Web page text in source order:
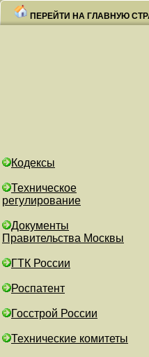
ПЕРЕЙТИ НА ГЛАВНУЮ
Кодексы
Техническое
регулирование
Документы
Правительства Москвы
ГТК России
Роспатент
Госстрой России
Технические комитеты